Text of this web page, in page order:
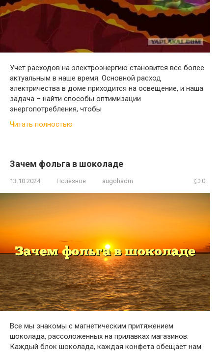
Учет расходов на электроэнергию становится все более
актуальным в наше время. Основной расход
электричества в доме приходится на освещение, и наша
задача – найти способы оптимизации
энергопотребления, чтобы
Читать полностью
Зачем фольга в шоколаде
13.10.2024 Полезное augohadm 0
Все мы знакомы с магнетическим притяжением
шоколада, рассоложенных на прилавках магазинов.
Каждый блок шоколада, каждая конфета обещает нам